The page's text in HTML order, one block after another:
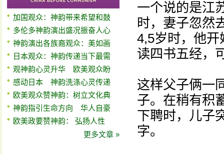
加国观众：神韵带来希望和鼓
多伦多神韵演出盛况振奋人心
神韵演出各族裔观众：美如画
日本观众：神韵传递当下最需
观神韵心灵升华 欧美观众盼
感动日本 神韵洗涤心灵传递
欧美观众赞神韵：树立文化典
神韵指引生命方向 华人自豪
欧美政要赞神韵： 弘扬人性
更多文章 »
一个说的是江
时，妻子忽然
4,5岁时，他
读四书五经，
这样父子俩一
子。在稍有积
下聘时，儿子
字。